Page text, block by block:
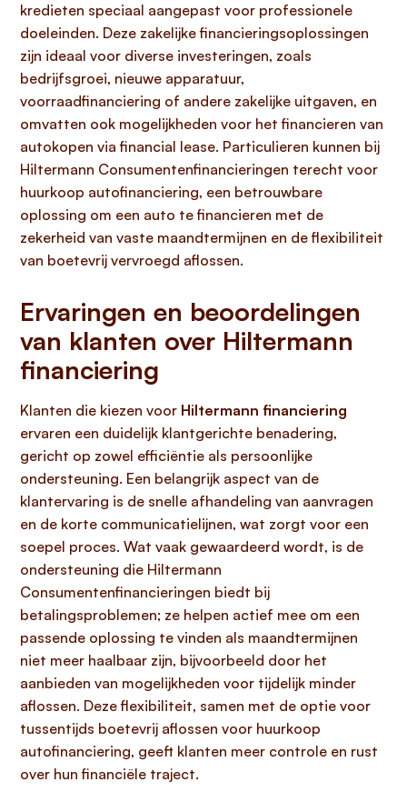
kredieten speciaal aangepast voor professionele
doeleinden. Deze zakelijke financieringsoplossingen
zijn ideaal voor diverse investeringen, zoals
bedrijfsgroei, nieuwe apparatuur,
voorraadfinanciering of andere zakelijke uitgaven, en
omvatten ook mogelijkheden voor het financieren van
autokopen via financial lease. Particulieren kunnen bij
Hiltermann Consumentenfinancieringen terecht voor
huurkoop autofinanciering, een betrouwbare
oplossing om een auto te financieren met de
zekerheid van vaste maandtermijnen en de flexibiliteit
van boetevrij vervroegd aflossen.
Ervaringen en beoordelingen
van klanten over Hiltermann
financiering
Klanten die kiezen voor Hiltermann financiering
ervaren een duidelijk klantgerichte benadering,
gericht op zowel efficiëntie als persoonlijke
ondersteuning. Een belangrijk aspect van de
klantervaring is de snelle afhandeling van aanvragen
en de korte communicatielijnen, wat zorgt voor een
soepel proces. Wat vaak gewaardeerd wordt, is de
ondersteuning die Hiltermann
Consumentenfinancieringen biedt bij
betalingsproblemen; ze helpen actief mee om een
passende oplossing te vinden als maandtermijnen
niet meer haalbaar zijn, bijvoorbeeld door het
aanbieden van mogelijkheden voor tijdelijk minder
aflossen. Deze flexibiliteit, samen met de optie voor
tussentijds boetevrij aflossen voor huurkoop
autofinanciering, geeft klanten meer controle en rust
over hun financiële traject.